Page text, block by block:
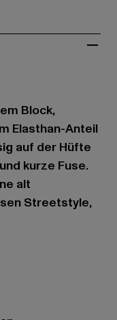
Block,
Elasthan-Anteil
auf der Hüfte
kurze Fuse.
alt
Streetstyle,